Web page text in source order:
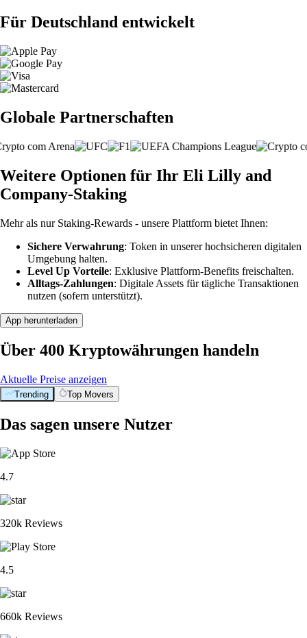
Für Deutschland entwickelt
Globale Partnerschaften
Weitere Optionen für Ihr Eli Lilly and
Company-Staking
Mehr als nur Staking-Rewards - unsere Plattform bietet Ihnen:
Sichere Verwahrung: Token in unserer hochsicheren digitalen
Umgebung halten.
Level Up Vorteile: Exklusive Plattform-Benefits freischalten.
Alltags-Zahlungen: Digitale Assets für tägliche Transaktionen
nutzen (sofern unterstützt).
App herunterladen
Über 400 Kryptowährungen handeln
Aktuelle Preise anzeigen
Trending Top Movers
Das sagen unsere Nutzer
4.7
320k Reviews
4.5
660k Reviews